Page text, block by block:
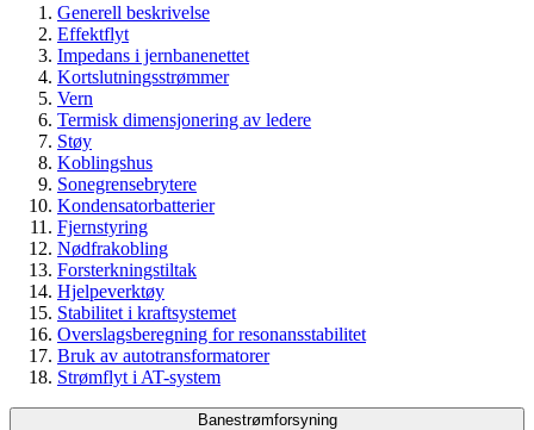
Generell beskrivelse
Effektflyt
Impedans i jernbanenettet
Kortslutningsstrømmer
Vern
Termisk dimensjonering av ledere
Støy
Koblingshus
Sonegrensebrytere
Kondensatorbatterier
Fjernstyring
Nødfrakobling
Forsterkningstiltak
Hjelpeverktøy
Stabilitet i kraftsystemet
Overslagsberegning for resonansstabilitet
Bruk av autotransformatorer
Strømflyt i AT-system
Banestrømforsyning